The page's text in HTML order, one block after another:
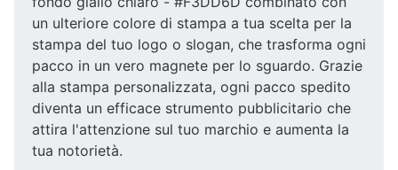
un ulteriore colore di stampa a tua scelta per la
stampa del tuo logo o slogan, che trasforma ogni
pacco in un vero magnete per lo sguardo. Grazie
alla stampa personalizzata, ogni pacco spedito
diventa un efficace strumento pubblicitario che
attira l'attenzione sul tuo marchio e aumenta la
tua notorietà.